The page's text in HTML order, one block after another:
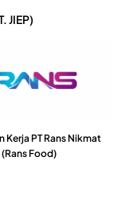
JIEP)
Kerja PT Rans Nikmat
Food)